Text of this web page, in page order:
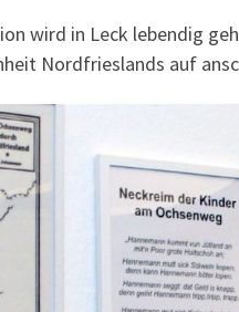
wird in Leck lebendig
Nordfrieslands auf